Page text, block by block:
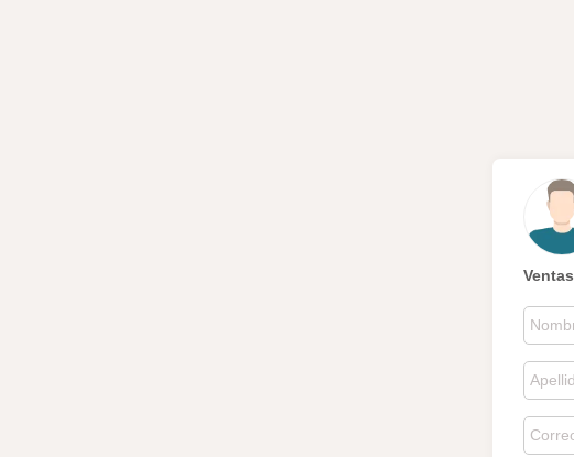
Ventas